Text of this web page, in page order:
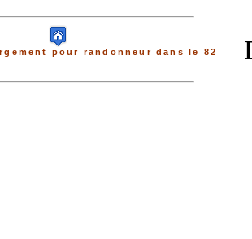
pour randonneur dans le 82